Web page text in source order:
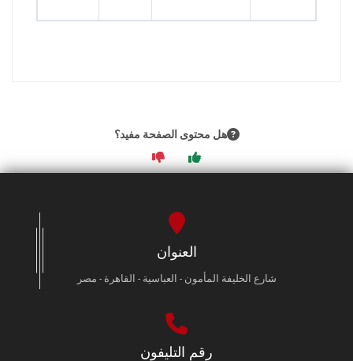
هل محتوى الصفحة مفيد؟
العنوان
شارع الخليفة المأمون - العباسية - القاهرة - مصر
رقم التليفون